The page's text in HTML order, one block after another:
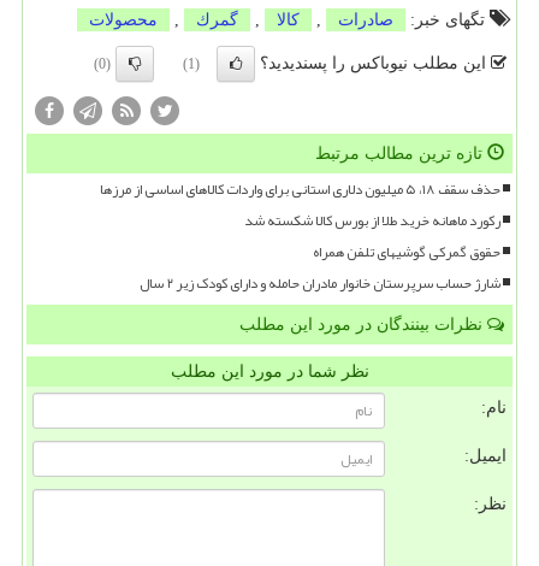
تگهای خبر:
صادرات كالا گمرك محصولات
این مطلب نیوباکس را پسندیدید؟ (1)
(0)
تازه ترین مطالب مرتبط
حذف سقف ۱۸، ۵ میلیون دلاری استانی برای واردات کالاهای اساسی از مرزها
رکورد ماهانه خرید طلا از بورس کالا شکسته شد
حقوق گمرکی گوشیهای تلفن همراه
شارژ حساب سرپرستان خانوار مادران حامله و دارای کودک زیر ۲ سال
نظرات بینندگان در مورد این مطلب
نظر شما در مورد این مطلب
نام:
ایمیل:
نظر: